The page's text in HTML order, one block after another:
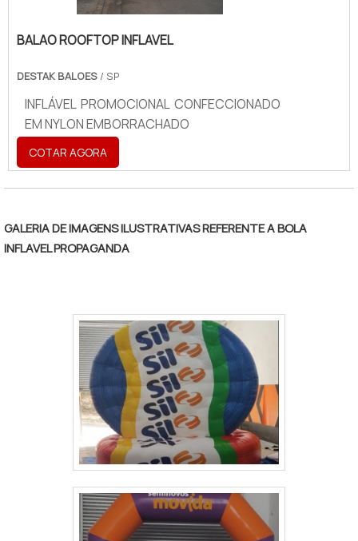
BALAO ROOFTOP INFLAVEL
DESTAK BALOES / SP
INFLÁVEL PROMOCIONAL CONFECCIONADO
EM NYLON EMBORRACHADO
COTAR AGORA
GALERIA DE IMAGENS ILUSTRATIVAS REFERENTE A BOLA
INFLAVEL PROPAGANDA